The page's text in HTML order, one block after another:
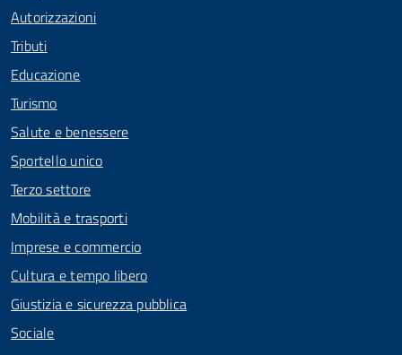
Autorizzazioni
Tributi
Educazione
Turismo
Salute e benessere
Sportello unico
Terzo settore
Mobilità e trasporti
Imprese e commercio
Cultura e tempo libero
Giustizia e sicurezza pubblica
Sociale